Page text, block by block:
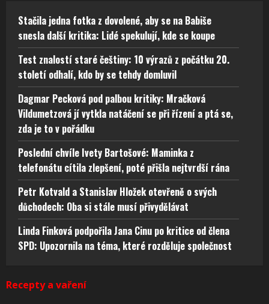
Stačila jedna fotka z dovolené, aby se na Babiše
snesla další kritika: Lidé spekulují, kde se koupe
Test znalostí staré češtiny: 10 výrazů z počátku 20.
století odhalí, kdo by se tehdy domluvil
Dagmar Pecková pod palbou kritiky: Mračková
Vildumetzová jí vytkla natáčení se při řízení a ptá se,
zda je to v pořádku
Poslední chvíle Ivety Bartošové: Maminka z
telefonátu cítila zlepšení, poté přišla nejtvrdší rána
Petr Kotvald a Stanislav Hložek otevřeně o svých
důchodech: Oba si stále musí přivydělávat
Linda Finková podpořila Jana Cinu po kritice od člena
SPD: Upozornila na téma, které rozděluje společnost
Recepty a vaření